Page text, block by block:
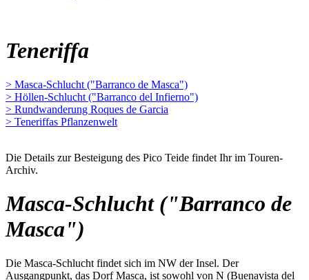
Teneriffa
> Masca-Schlucht ("Barranco de Masca")
> Höllen-Schlucht ("Barranco del Infierno")
> Rundwanderung Roques de Garcia
> Teneriffas Pflanzenwelt
Die Details zur Besteigung des Pico Teide findet Ihr im Touren-
Archiv.
Masca-Schlucht ("Barranco de
Masca")
Die Masca-Schlucht findet sich im NW der Insel. Der
Ausgangpunkt, das Dorf Masca, ist sowohl von N (Buenavista del